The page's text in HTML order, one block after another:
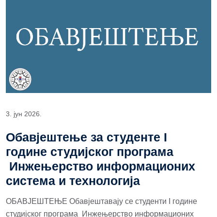
3. јун 2026.
Обавјештење за студенте I
године студијског програма
Инжењерство информационих
система и технологија
ОБАВЈЕШТЕЊЕ Обавјештавају се студенти I године
студијског програма Инжењерство информационих